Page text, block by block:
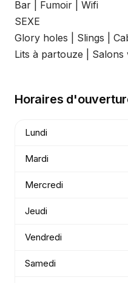
Bar | Fumoir | Wifi
SEXE
Glory holes | Slings |
Lits à partouze | Salons
Horaires
Lundi
Mardi
Mercredi
Jeudi
Vendredi
Samedi